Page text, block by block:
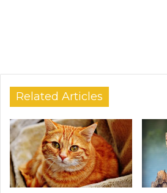
Related Articles